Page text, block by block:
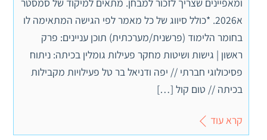
א2026. *כולל סיווג של כל מאמר לפי הגישה המתאימה לו
בחומר הלימוד (פרשנית/מערכתית) תוכן עניינים: פרק
ראשון | גישות ושיטות מחקר פעילות גומלין בכיתה: ניתוח
פסיכולוגי חברתי // יפה ודניאל בר טל פעילויות מקבילות
בכיתה // טום קול […]
קרא עוד